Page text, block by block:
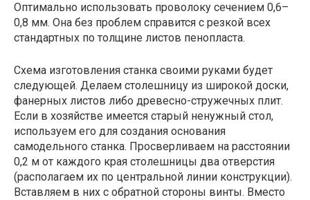
Оптимально использовать проволоку сечением 0,6–
0,8 мм. Она без проблем справится с резкой всех
стандартных по толщине листов пенопласта.
Схема изготовления станка своими руками будет
следующей. Делаем столешницу из широкой доски,
фанерных листов либо древесно-стружечных плит.
Если в хозяйстве имеется старый ненужный стол,
используем его для создания основания
самодельного станка. Просверливаем на расстоянии
0,2 м от каждого края столешницы два отверстия
(располагаем их по центральной линии конструкции).
Вставляем в них с обратной стороны винты. Вместо